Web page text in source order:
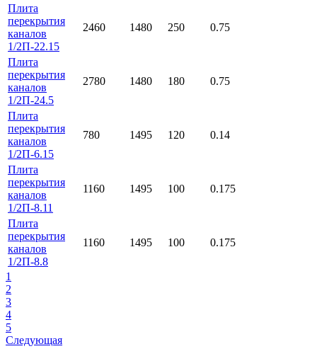
Плита
перекрытия
каналов
1/2П-22.15
2460 1480 250 0.75
Плита
перекрытия
каналов
1/2П-24.5
2780 1480 180 0.75
Плита
перекрытия
каналов
1/2П-6.15
780 1495 120 0.14
Плита
перекрытия
каналов
1/2П-8.11
1160 1495 100 0.175
Плита
перекрытия
каналов
1/2П-8.8
1160 1495 100 0.175
1
2
3
4
5
Следующая